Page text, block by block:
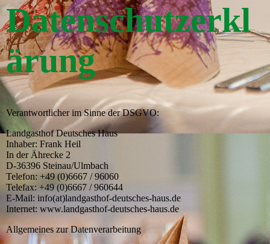
Datenschutzerkl
ärung
Verantwortlicher im Sinne der DSGVO:
Landgasthof Deutsches Haus
Inhaber: Frank Heil
In der Ährecke 2
D-36396 Steinau/Ulmbach
Telefon: +49 (0)6667 / 96060
Telefax: +49 (0)6667 / 960644
E-Mail: info(at)landgasthof-deutsches-haus.de
Internet: www.landgasthof-deutsches-haus.de
Allgemeines zur Datenverarbeitung